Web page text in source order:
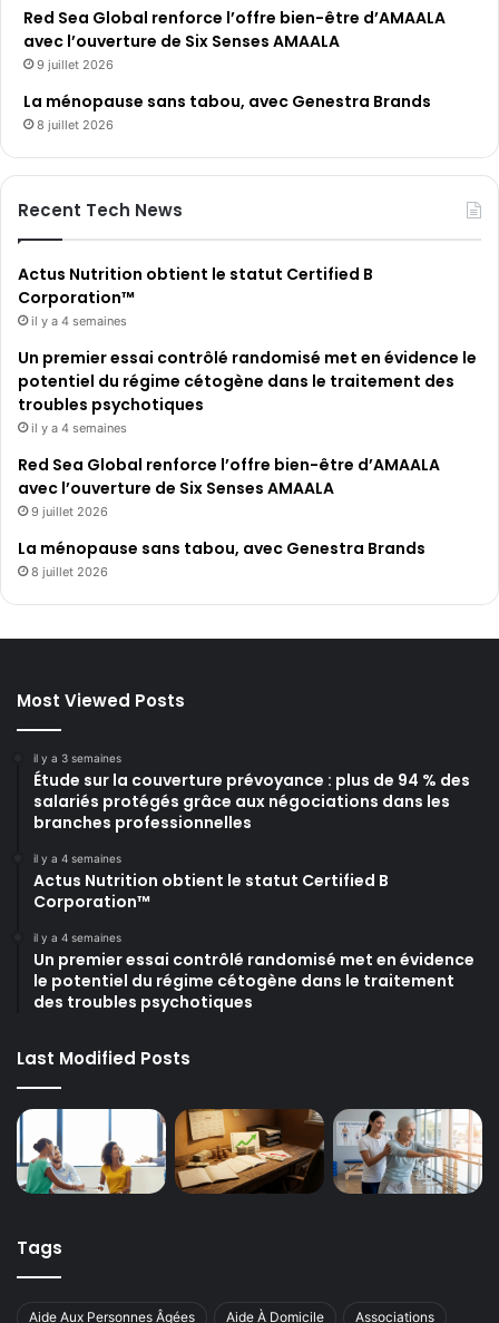
Red Sea Global renforce l’offre bien-être d’AMAALA
avec l’ouverture de Six Senses AMAALA
9 juillet 2026
La ménopause sans tabou, avec Genestra Brands
8 juillet 2026
Recent Tech News
Actus Nutrition obtient le statut Certified B
Corporation™
il y a 4 semaines
Un premier essai contrôlé randomisé met en évidence le
potentiel du régime cétogène dans le traitement des
troubles psychotiques
il y a 4 semaines
Red Sea Global renforce l’offre bien-être d’AMAALA
avec l’ouverture de Six Senses AMAALA
9 juillet 2026
La ménopause sans tabou, avec Genestra Brands
8 juillet 2026
Most Viewed Posts
il y a 3 semaines
Étude sur la couverture prévoyance : plus de 94 % des
salariés protégés grâce aux négociations dans les
branches professionnelles
il y a 4 semaines
Actus Nutrition obtient le statut Certified B
Corporation™
il y a 4 semaines
Un premier essai contrôlé randomisé met en évidence
le potentiel du régime cétogène dans le traitement
des troubles psychotiques
Last Modified Posts
Tags
Aide Aux Personnes Âgées Aide À Domicile Associations